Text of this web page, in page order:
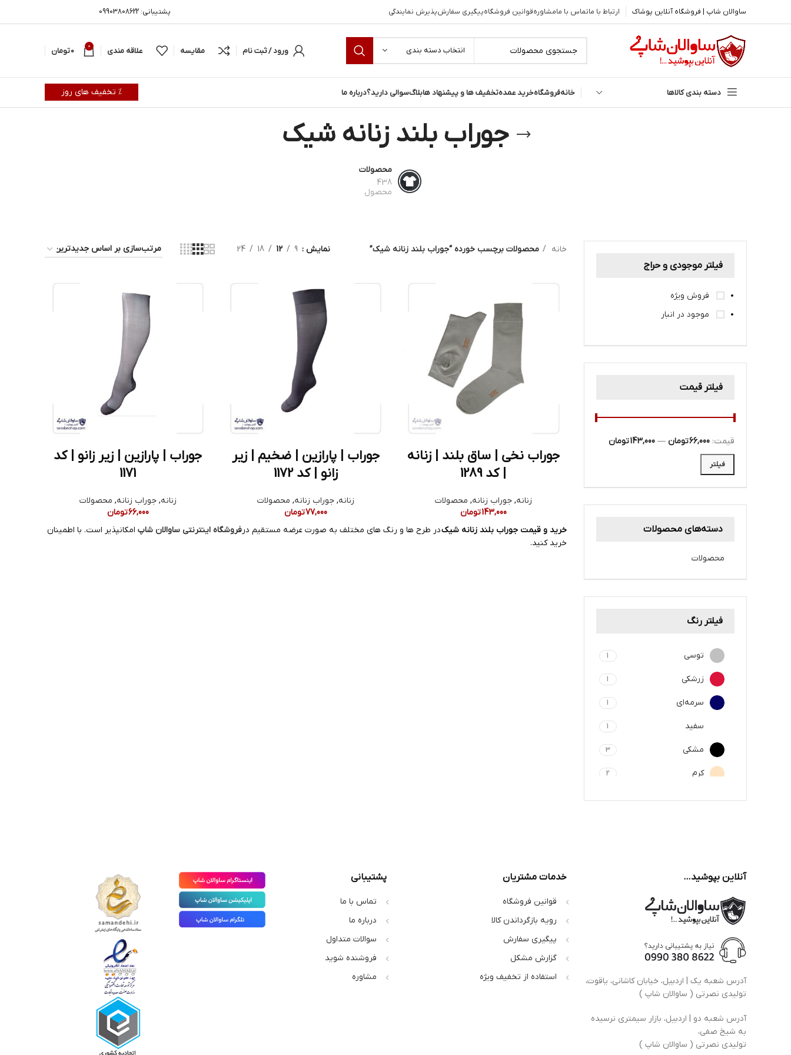
ساوالان شاپ | فروشگاه آنلاین پوشاک ارتباط با ماتماس با مامشاورهقوانین فروشگاهپیگیری سفارشپذیرش نمایندگی پشتیبانی: 09903808622
انتخاب دسته بندی ورود / ثبت نام مقایسه علاقه مندی 0
0تومان
دسته بندی کالاها خانهفروشگاهخرید عمدهتخفیف ها و پیشنهاد هابلاگسوالی دارید؟درباره ما % تخفیف های روز
جوراب بلند زنانه شیک
محصولات
438
محصول
فیلتر موجودی و حراج
فروش ویژه
موجود در انبار
فیلتر قیمت
فیلتر
قیمت: 66,000 تومان — 143,000 تومان
دسته‌های محصولات
محصولات
فیلتر رنگ
توسی 1
زرشکی 1
سرمه‌ای 1
سفید 1
مشکی 3
کرم 2
خانه محصولات برچسب خورده “جوراب بلند زنانه شیک” نمایش 9
12
18
24
جوراب نخی | ساق بلند | زنانه
| کد 1289
زنانه,جوراب زنانه, محصولات
143,000تومان
جوراب | پارازین | ضخیم | زیر
زانو | کد 1172
زنانه,جوراب زنانه, محصولات
77,000تومان
جوراب | پارازین | زیر زانو | کد
1171
زنانه,جوراب زنانه, محصولات
66,000تومان
خرید و قیمت جوراب بلند زنانه شیکدر طرح ها و رنگ های مختلف به صورت عرضه مستقیم درفروشگاه اینترنتی ساوالان شاپ امکانپذیر است. با اطمینان
خرید کنید.
آنلاین بپوشید…
آدرس شعبه یک | اردبیل، خیابان کاشانی، یاقوت،
تولیدی نصرتی ( ساوالان شاپ )
آدرس شعبه دو | اردبیل، بازار سیمتری نرسیده
به شیخ صفی،
تولیدی نصرتی ( ساوالان شاپ )
خدمات مشتریان
قوانین فروشگاه
رویه بازگرداندن کالا
پیگیری سفارش
گزارش مشکل
استفاده از تخفیف ویژه
پشتیبانی
تماس با ما
درباره ما
سوالات متداول
فروشنده شوید
مشاوره